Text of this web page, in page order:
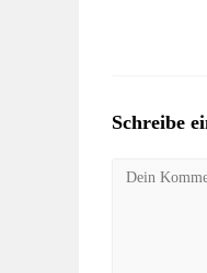
Schreibe